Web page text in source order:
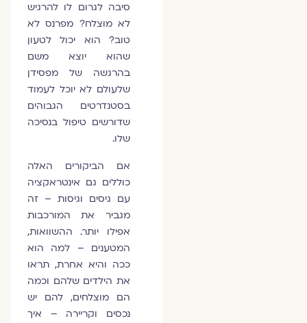
סיבה לגרום לו להרגיש
לא מוצלח? מפרנס לא
טוב? הוא יכול לטעון
שהוא יוצא משם
בהרגשה של מפסידן
שלעולם לא יוכל לעמוד
בסטנדרטים הגבוהים
שדורשים טיפול בנסיכה
שלו.
אם הביקורים האלה
כוללים גם אינטראקציה
עם גיסים וגיסות – זה
מגביר את המורכבות
אפילו יותר. ההשוואות,
המטענים – למה הוא
ככה והיא אחרת, תראו
את הילדים שלהם וכמה
הם מוצלחים, להם יש
נכסים וקריירה – איך